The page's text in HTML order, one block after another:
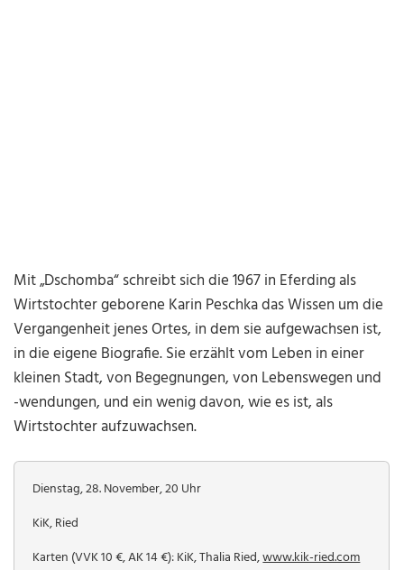
Mit „Dschomba“ schreibt sich die 1967 in Eferding als
Wirtstochter geborene Karin Peschka das Wissen um die
Vergangenheit jenes Ortes, in dem sie aufgewachsen ist,
in die eigene Biografie. Sie erzählt vom Leben in einer
kleinen Stadt, von Begegnungen, von Lebenswegen und
-wendungen, und ein wenig davon, wie es ist, als
Wirtstochter aufzuwachsen.
Dienstag, 28. November, 20 Uhr
KiK, Ried
Karten (VVK 10 €, AK 14 €): KiK, Thalia Ried,www.kik-ried.com